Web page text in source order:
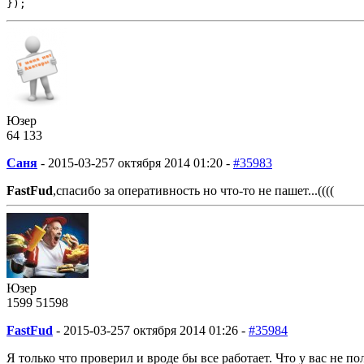
});
Юзер
64 133
Саня - 2015-03-257 октября 2014 01:20 - #35983
FastFud,спасибо за оперативность но что-то не пашет...((((
Юзер
1599 51 598
FastFud - 2015-03-257 октября 2014 01:26 - #35984
Я только что проверил и вроде бы все работает. Что у вас не